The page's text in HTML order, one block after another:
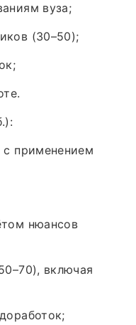
вуза;
(30–50);
с применением
нюансов
включая